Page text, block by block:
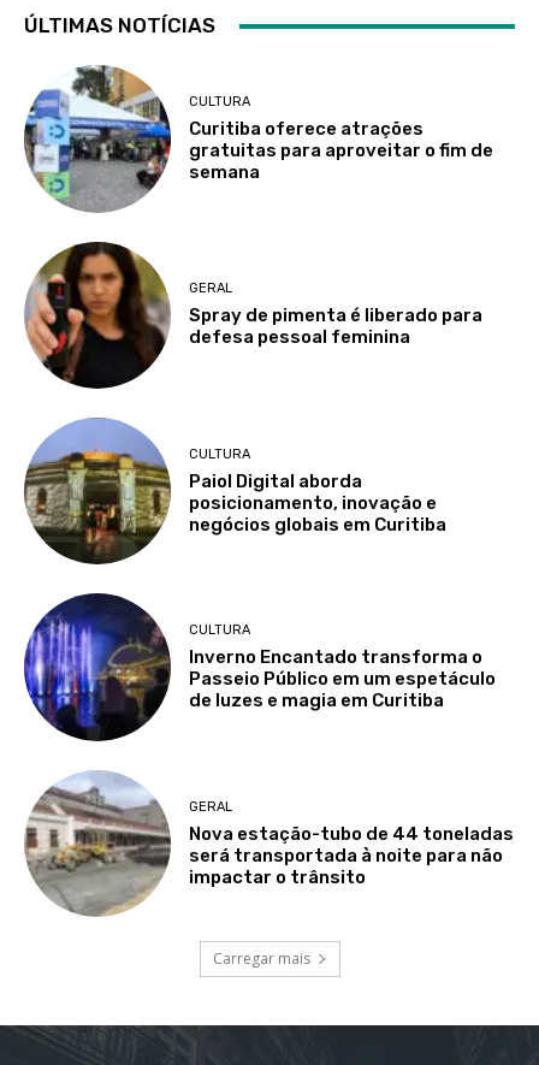
ÚLTIMAS NOTÍCIAS
CULTURA
Curitiba oferece atrações
gratuitas para aproveitar o fim de
semana
GERAL
Spray de pimenta é liberado para
defesa pessoal feminina
CULTURA
Paiol Digital aborda
posicionamento, inovação e
negócios globais em Curitiba
CULTURA
Inverno Encantado transforma o
Passeio Público em um espetáculo
de luzes e magia em Curitiba
GERAL
Nova estação-tubo de 44 toneladas
será transportada à noite para não
impactar o trânsito
Carregar mais